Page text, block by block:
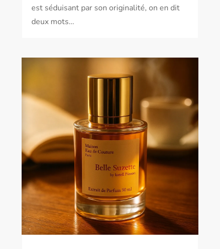
est séduisant par son originalité, on en dit
deux mots…